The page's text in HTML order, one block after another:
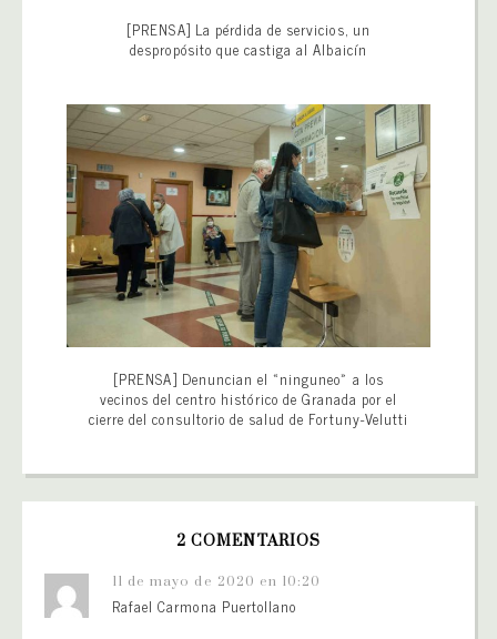
[PRENSA] La pérdida de servicios, un
despropósito que castiga al Albaicín
[PRENSA] Denuncian el «ninguneo» a los
vecinos del centro histórico de Granada por el
cierre del consultorio de salud de Fortuny-Velutti
2 COMENTARIOS
11 de mayo de 2020 en 10:20
Rafael Carmona Puertollano